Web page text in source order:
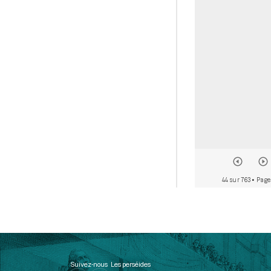
44 sur 763 •
Suivez-nous Les perséides